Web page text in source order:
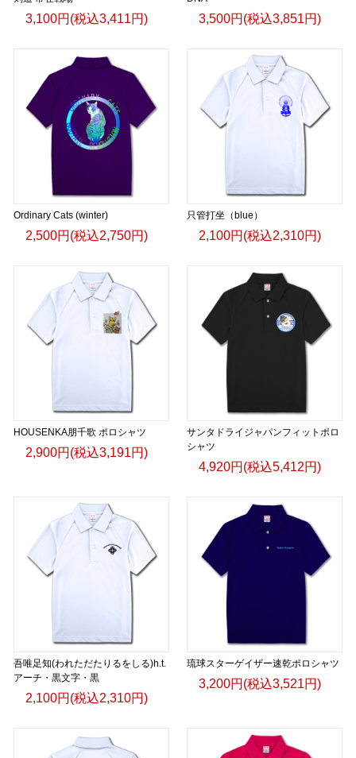
3,100円(税込3,411円) 3,500円(税込3,851円)
Ordinary Cats (winter)
2,500円(税込2,750円)
只管打坐（blue）
2,100円(税込2,310円)
HOUSENKA朋千歌 ポロシャツ
2,900円(税込3,191円)
サンタドライジャパンフィットポロ
シャツ
4,920円(税込5,412円)
吾唯足知(われただたりるをしる)h.t.
アーチ・黒文字・黒
2,100円(税込2,310円)
琉球スターゲイザー速乾ポロシャツ
3,200円(税込3,521円)